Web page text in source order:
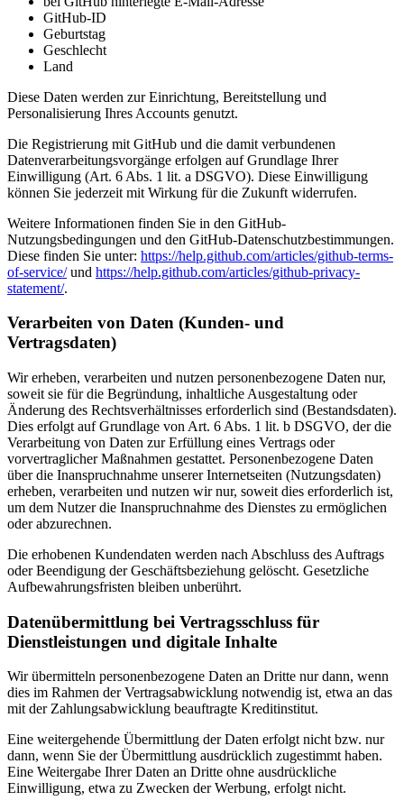
GitHub-ID
Geburtstag
Geschlecht
Land
Diese Daten werden zur Einrichtung, Bereitstellung und
Personalisierung Ihres Accounts genutzt.
Die Registrierung mit GitHub und die damit verbundenen
Datenverarbeitungsvorgänge erfolgen auf Grundlage Ihrer
Einwilligung (Art. 6 Abs. 1 lit. a DSGVO). Diese Einwilligung
können Sie jederzeit mit Wirkung für die Zukunft widerrufen.
Weitere Informationen finden Sie in den GitHub-
Nutzungsbedingungen und den GitHub-Datenschutzbestimmungen.
Diese finden Sie unter: https://help.github.com/articles/github-terms-
of-service/und https://help.github.com/articles/github-privacy-
statement/.
Verarbeiten von Daten (Kunden- und
Vertragsdaten)
Wir erheben, verarbeiten und nutzen personenbezogene Daten nur,
soweit sie für die Begründung, inhaltliche Ausgestaltung oder
Änderung des Rechtsverhältnisses erforderlich sind (Bestandsdaten).
Dies erfolgt auf Grundlage von Art. 6 Abs. 1 lit. b DSGVO, der die
Verarbeitung von Daten zur Erfüllung eines Vertrags oder
vorvertraglicher Maßnahmen gestattet. Personenbezogene Daten
über die Inanspruchnahme unserer Internetseiten (Nutzungsdaten)
erheben, verarbeiten und nutzen wir nur, soweit dies erforderlich ist,
um dem Nutzer die Inanspruchnahme des Dienstes zu ermöglichen
oder abzurechnen.
Die erhobenen Kundendaten werden nach Abschluss des Auftrags
oder Beendigung der Geschäftsbeziehung gelöscht. Gesetzliche
Aufbewahrungsfristen bleiben unberührt.
Datenübermittlung bei Vertragsschluss für
Dienstleistungen und digitale Inhalte
Wir übermitteln personenbezogene Daten an Dritte nur dann, wenn
dies im Rahmen der Vertragsabwicklung notwendig ist, etwa an das
mit der Zahlungsabwicklung beauftragte Kreditinstitut.
Eine weitergehende Übermittlung der Daten erfolgt nicht bzw. nur
dann, wenn Sie der Übermittlung ausdrücklich zugestimmt haben.
Eine Weitergabe Ihrer Daten an Dritte ohne ausdrückliche
Einwilligung, etwa zu Zwecken der Werbung, erfolgt nicht.